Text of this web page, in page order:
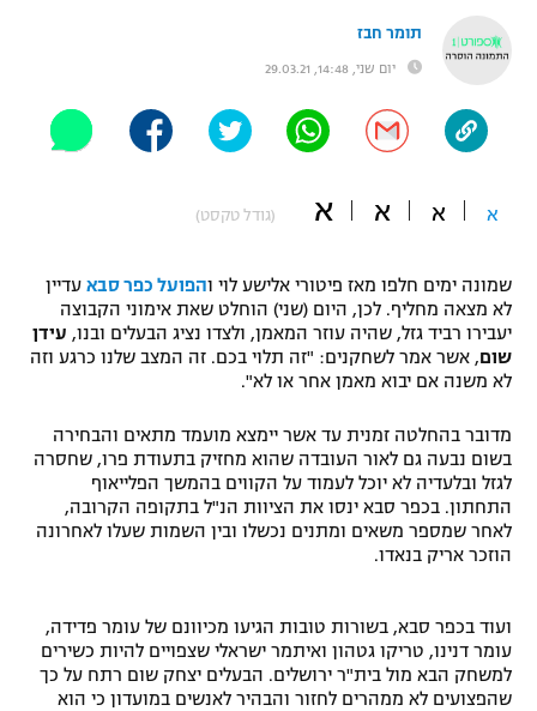
"מחצית בשכונה" – פודקאסט
משתתפים וזוכים בפרסים
תקנון משתתפים וזוכים בפרסים
תקנון עבור פעילות אלקטרה
תקנון עבור פעילות ספורט 1 – "מרלן"
גיימינג E-Sports
מדיניות פרטיות
תקנון פעילות ספורט 1
הצטרפות לחבילת הערוצים
היאבקות WWE
ספורט מוטורי
כדורמים
ספורט אתגרי ואקסטרים
אומנויות לחימה
גיימינג E-Sports
תומר חבז
יום שני, 14:48, 29.03.21
א א א א (גודל טקסט)
שמונה ימים חלפו מאז פיטורי אלישע לוי והפועל כפר סבא עדיין
לא מצאה מחליף. לכן, היום (שני) הוחלט שאת אימוני הקבוצה
יעבירו רביד גזל, שהיה עוזר המאמן, ולצדו נציג הבעלים ובנו, עידן
שום, אשר אמר לשחקנים: "זה תלוי בכם. זה המצב שלנו כרגע וזה
לא משנה אם יבוא מאמן אחר או לא".
מדובר בהחלטה זמנית עד אשר יימצא מועמד מתאים והבחירה
בשום נבעה גם לאור העובדה שהוא מחזיק בתעודת פרו, שחסרה
לגזל ובלעדיה לא יוכל לעמוד על הקווים בהמשך הפלייאוף
התחתון. בכפר סבא ינסו את הציוות הנ"ל בתקופה הקרובה,
לאחר שמספר משאים ומתנים נכשלו ובין השמות שעלו לאחרונה
הוזכר אריק בנאדו.
ועוד בכפר סבא, בשורות טובות הגיעו מכיוונם של עומר פדידה,
עומר דנינו, טריקו גטהון ואיתמר ישראלי שצפויים להיות כשירים
למשחק הבא מול בית"ר ירושלים. הבעלים יצחק שום רתח על כך
שהפצועים לא ממהרים לחזור והבהיר לאנשים במועדון כי הוא